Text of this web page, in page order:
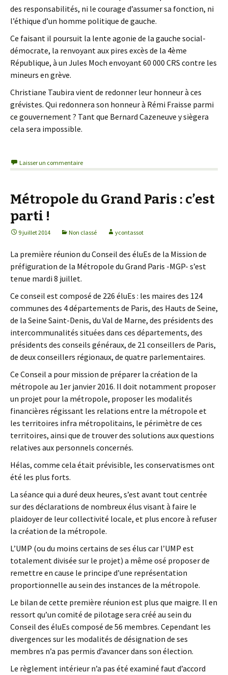
des responsabilités, ni le courage d’assumer sa fonction, ni
l’éthique d’un homme politique de gauche.
Ce faisant il poursuit la lente agonie de la gauche social-
démocrate, la renvoyant aux pires excès de la 4ème
République, à un Jules Moch envoyant 60 000 CRS contre les
mineurs en grève.
Christiane Taubira vient de redonner leur honneur à ces
grévistes. Qui redonnera son honneur à Rémi Fraisse parmi
ce gouvernement ? Tant que Bernard Cazeneuve y siègera
cela sera impossible.
Laisser un commentaire
Métropole du Grand Paris : c’est
parti !
9 juillet 2014 Non classé ycontassot
La première réunion du Conseil des éluEs de la Mission de
préfiguration de la Métropole du Grand Paris -MGP- s’est
tenue mardi 8 juillet.
Ce conseil est composé de 226 éluEs : les maires des 124
communes des 4 départements de Paris, des Hauts de Seine,
de la Seine Saint-Denis, du Val de Marne, des présidents des
intercommunalités situées dans ces départements, des
présidents des conseils généraux, de 21 conseillers de Paris,
de deux conseillers régionaux, de quatre parlementaires.
Ce Conseil a pour mission de préparer la création de la
métropole au 1er janvier 2016. Il doit notamment proposer
un projet pour la métropole, proposer les modalités
financières régissant les relations entre la métropole et
les territoires infra métropolitains, le périmètre de ces
territoires, ainsi que de trouver des solutions aux questions
relatives aux personnels concernés.
Hélas, comme cela était prévisible, les conservatismes ont
été les plus forts.
La séance qui a duré deux heures, s’est avant tout centrée
sur des déclarations de nombreux élus visant à faire le
plaidoyer de leur collectivité locale, et plus encore à refuser
la création de la métropole.
L’UMP (ou du moins certains de ses élus car l’UMP est
totalement divisée sur le projet) a même osé proposer de
remettre en cause le principe d’une représentation
proportionnelle au sein des instances de la métropole.
Le bilan de cette première réunion est plus que maigre. Il en
ressort qu’un comité de pilotage sera créé au sein du
Conseil des éluEs composé de 56 membres. Cependant les
divergences sur les modalités de désignation de ses
membres n’a pas permis d’avancer dans son élection.
Le règlement intérieur n’a pas été examiné faut d’accord